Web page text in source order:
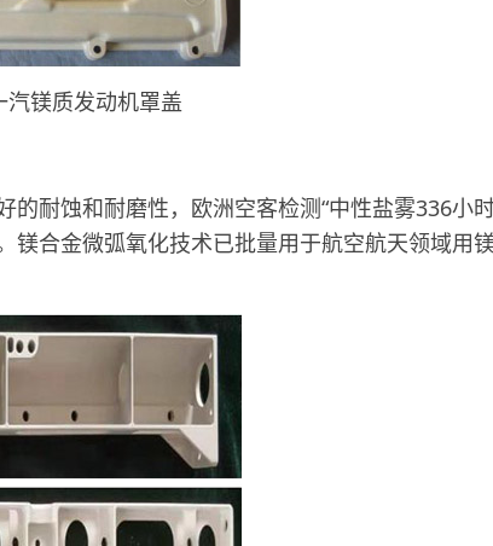
镁质发动机罩盖
耐蚀和耐磨性，欧洲空客检测“中性盐雾336小
合金微弧氧化技术已批量用于航空航天领域用